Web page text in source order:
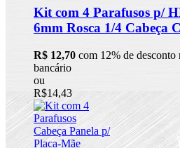
Kit com 4 Parafusos p/
6mm Rosca 1/4 Cabeça
R$ 12,70 com 12% de
bancário
ou
R$14,43